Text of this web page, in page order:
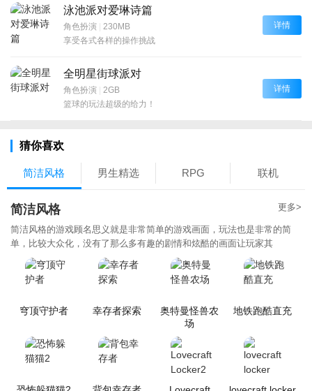
泳池派对爱琳诗篇
角色扮演 | 230MB
享受各式各样的操作挑战
详情
全明星街球派对
角色扮演 | 2GB
篮球的玩法超级的给力！
详情
猜你喜欢
简洁风格 男生精选 RPG 联机
简洁风格 更多>
简洁风格的游戏顾名思义就是非常简单的游戏画面，玩法也是非常的简
单，比较大众化，没有了那么多有趣的剧情和炫酷的画面让玩家其
穹顶守护者 幸存者探索
奥特曼怪兽农
场
地铁跑酷直充